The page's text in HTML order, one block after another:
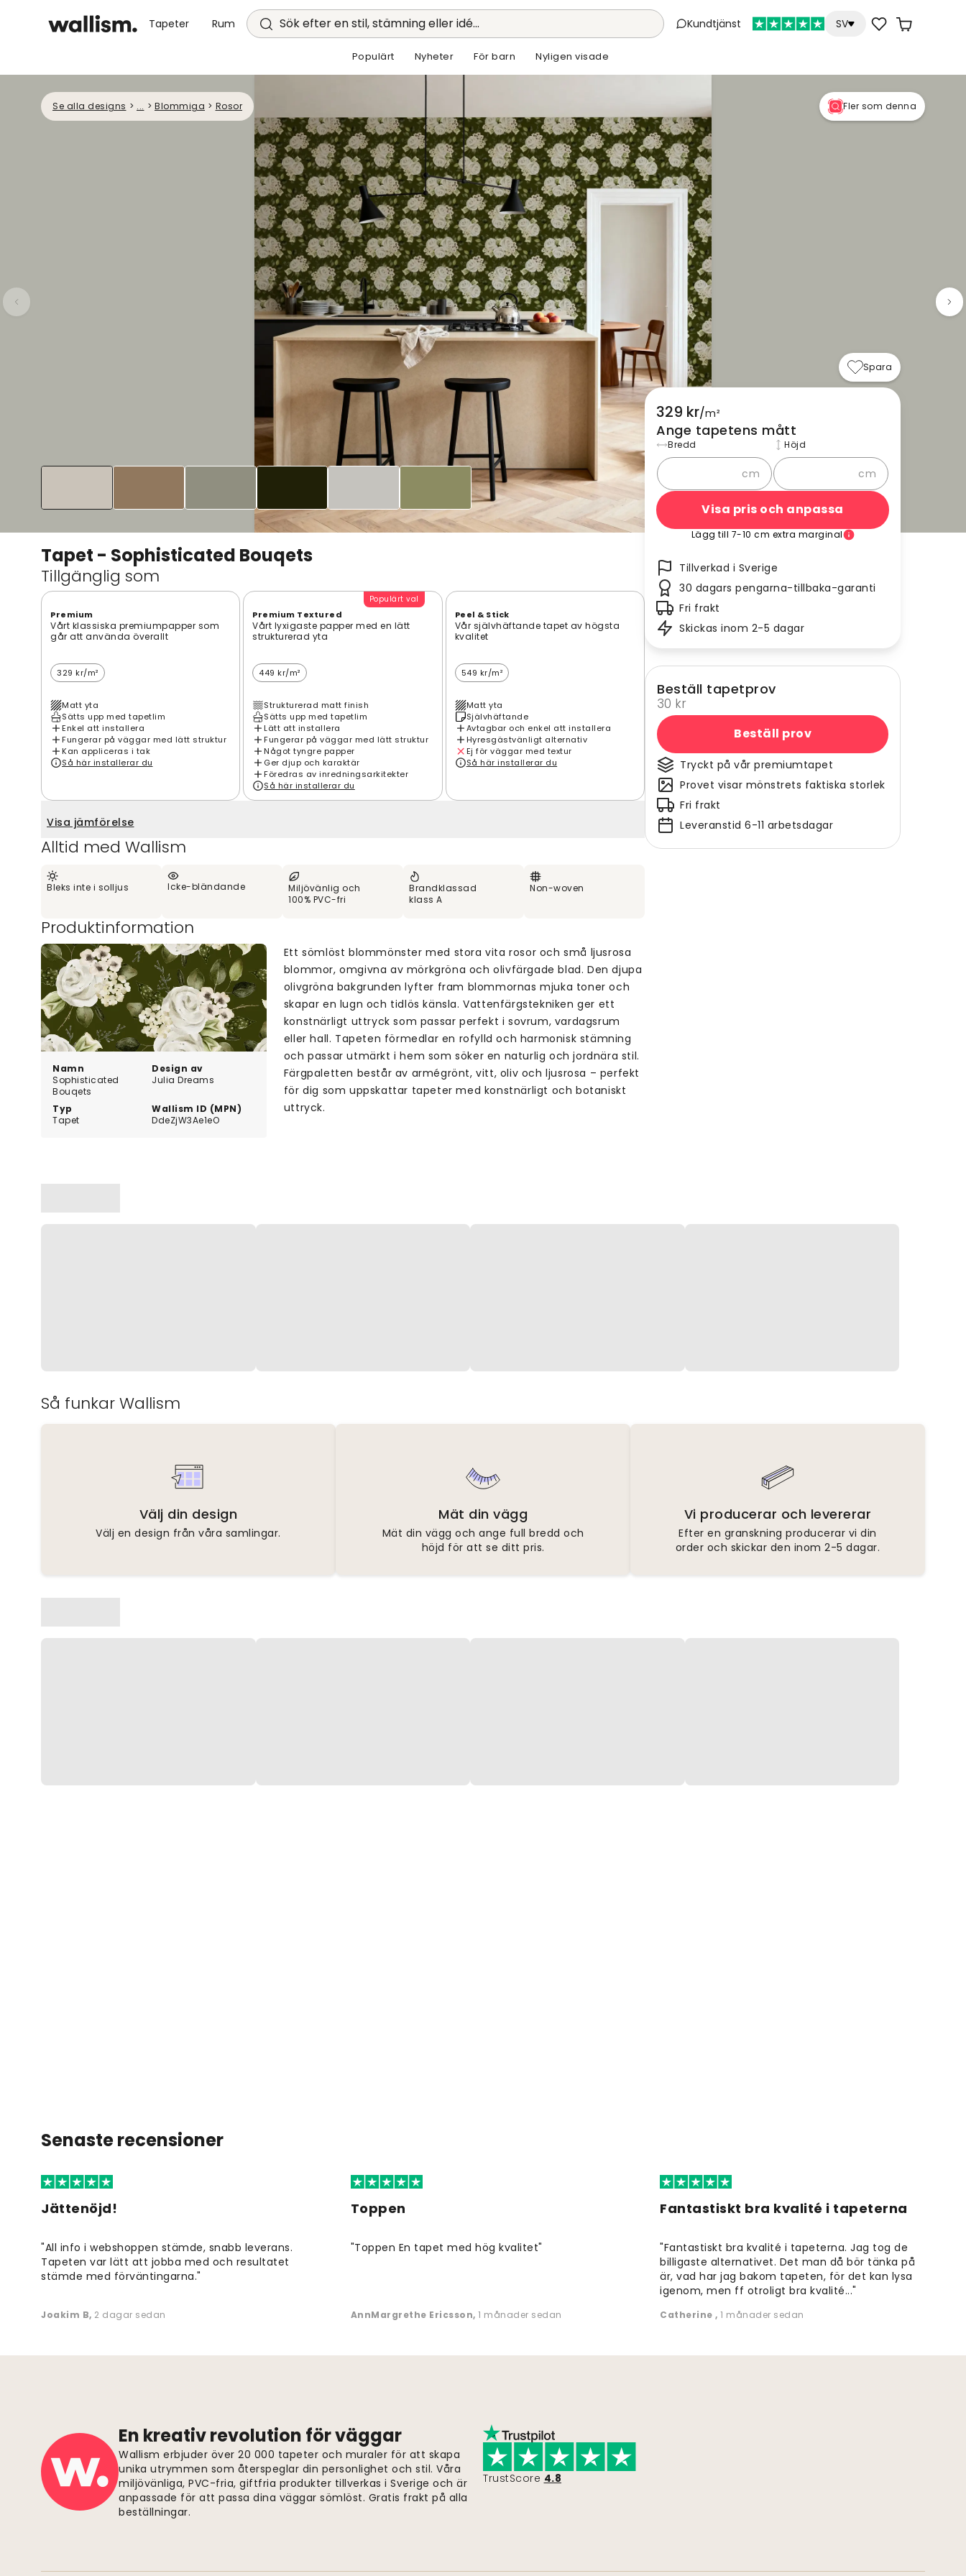
Tapeter Rum Sök efter en stil, stämning eller idé... Kundtjänst SV
Populärt Nyheter För barn Nyligen visade
Se alla designs > ... > Blommiga > Rosor Fler som denna
Tapet - Sophisticated Bouqets
Tillgänglig som
Premium
Vårt klassiska premiumpapper som
går att använda överallt
329 kr/m²
Matt yta
Sätts upp med tapetlim
Enkel att installera
Fungerar på väggar med lätt struktur
Kan appliceras i tak
Så här installerar du
Populärt val
Premium Textured
Vårt lyxigaste papper med en lätt
strukturerad yta
449 kr/m²
Strukturerad matt finish
Sätts upp med tapetlim
Lätt att installera
Fungerar på väggar med lätt struktur
Något tyngre papper
Ger djup och karaktär
Föredras av inredningsarkitekter
Så här installerar du
Peel & Stick
Vår självhäftande tapet av högsta
kvalitet
549 kr/m²
Matt yta
Självhäftande
Avtagbar och enkel att installera
Hyresgästvänligt alternativ
Ej för väggar med textur
Så här installerar du
Visa jämförelse
Alltid med Wallism
Bleks inte i solljus Icke-bländande
Miljövänlig och
100% PVC-fri
Brandklassad
klass A
Non-woven
Produktinformation
Namn
Sophisticated
Bouqets
Design av
Julia Dreams
Typ
Tapet
Wallism ID (MPN)
DdeZjW3Ae1eO
Ett sömlöst blommönster med stora vita rosor och små ljusrosa
blommor, omgivna av mörkgröna och olivfärgade blad. Den djupa
olivgröna bakgrunden lyfter fram blommornas mjuka toner och
skapar en lugn och tidlös känsla. Vattenfärgstekniken ger ett
konstnärligt uttryck som passar perfekt i sovrum, vardagsrum
eller hall. Tapeten förmedlar en rofylld och harmonisk stämning
och passar utmärkt i hem som söker en naturlig och jordnära stil.
Färgpaletten består av armégrönt, vitt, oliv och ljusrosa – perfekt
för dig som uppskattar tapeter med konstnärligt och botaniskt
uttryck.
Spara
329 kr/m²
Ange tapetens mått
Bredd
cm
Höjd
cm
Visa pris och anpassa
Lägg till 7-10 cm extra marginal
Tillverkad i Sverige
30 dagars pengarna-tillbaka-garanti
Fri frakt
Skickas inom 2-5 dagar
Beställ tapetprov
30 kr
Beställ prov
Tryckt på vår premiumtapet
Provet visar mönstrets faktiska storlek
Fri frakt
Leveranstid 6-11 arbetsdagar
Så funkar Wallism
Välj din design
Välj en design från våra samlingar.
Mät din vägg
Mät din vägg och ange full bredd och
höjd för att se ditt pris.
Vi producerar och levererar
Efter en granskning producerar vi din
order och skickar den inom 2-5 dagar.
Senaste recensioner
Jättenöjd!
"All info i webshoppen stämde, snabb leverans.
Tapeten var lätt att jobba med och resultatet
stämde med förväntingarna."
Joakim B, 2 dagar sedan
Toppen
"Toppen En tapet med hög kvalitet"
AnnMargrethe Ericsson, 1 månader sedan
Fantastiskt bra kvalité i tapeterna
"Fantastiskt bra kvalité i tapeterna. Jag tog de
billigaste alternativet. Det man då bör tänka på
är, vad har jag bakom tapeten, för det kan lysa
igenom, men ff otroligt bra kvalité..."
Catherine, 1 månader sedan
En kreativ revolution för väggar
Wallism erbjuder över 20 000 tapeter och muraler för att skapa
unika utrymmen som återspeglar din personlighet och stil. Våra
miljövänliga, PVC-fria, giftfria produkter tillverkas i Sverige och är
anpassade för att passa dina väggar sömlöst. Gratis frakt på alla
beställningar.
TrustScore 4.8